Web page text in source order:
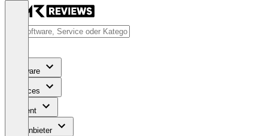
Software
Services
Content
Für Anbieter